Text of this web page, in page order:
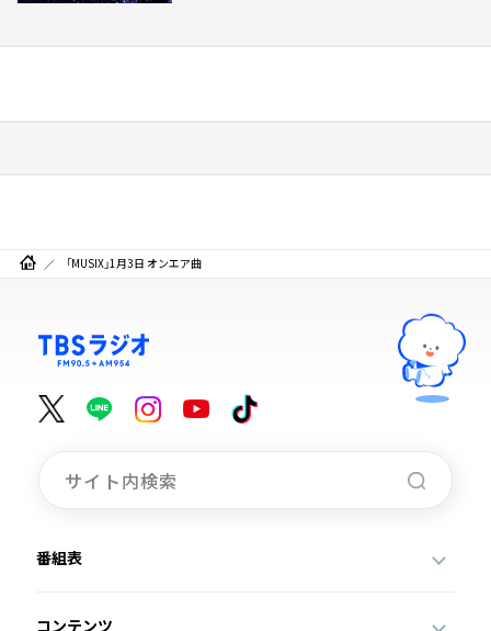
「MUSIX」1月3日 オンエア曲
番組表
コンテンツ